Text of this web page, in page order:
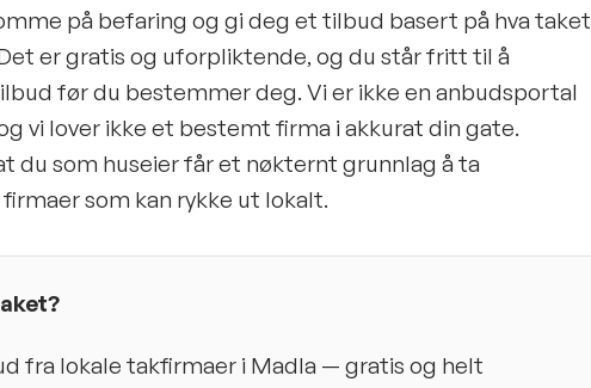
på befaring og gi deg et tilbud basert på hva taket
er gratis og uforpliktende, og du står fritt til å
før du bestemmer deg. Vi er ikke en anbudsportal
vi lover ikke et bestemt firma i akkurat din gate.
du som huseier får et nøkternt grunnlag å ta
som kan rykke ut lokalt.
fra lokale takfirmaer i Madla — gratis og helt